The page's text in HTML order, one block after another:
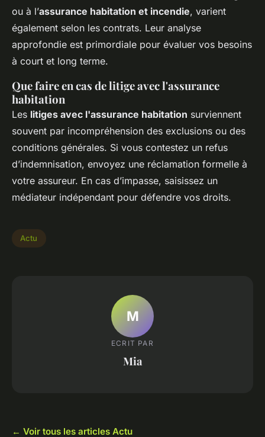
ou à l’assurance habitation et incendie, varient
également selon les contrats. Leur analyse
approfondie est primordiale pour évaluer vos besoins
à court et long terme.
Que faire en cas de litige avec l'assurance
habitation
Les litiges avec l'assurance habitation surviennent
souvent par incompréhension des exclusions ou des
conditions générales. Si vous contestez un refus
d’indemnisation, envoyez une réclamation formelle à
votre assureur. En cas d’impasse, saisissez un
médiateur indépendant pour défendre vos droits.
Actu
M
ECRIT PAR
Mia
← Voir tous les articles Actu